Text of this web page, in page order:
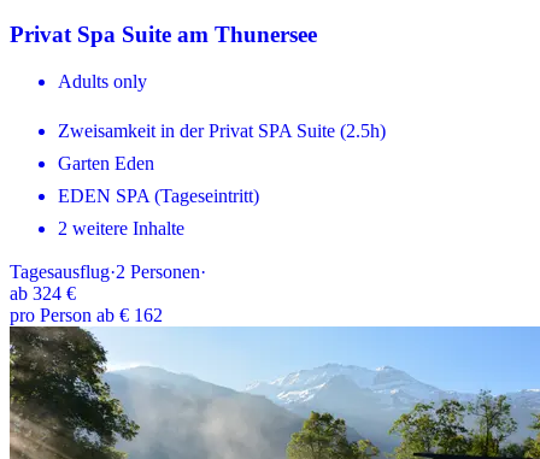
Privat Spa Suite am Thunersee
Adults only
Zweisamkeit in der Privat SPA Suite (2.5h)
Garten Eden
EDEN SPA (Tageseintritt)
2 weitere Inhalte
Tagesausflug·2 Personen·
ab 324 €
pro Person ab € 162